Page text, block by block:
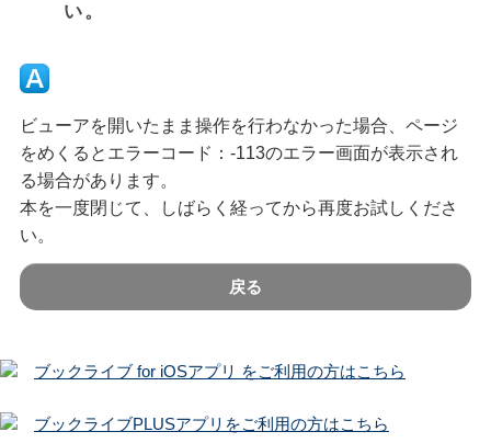
い。
ビューアを開いたまま操作を行わなかった場合、ページ
をめくるとエラーコード：-113のエラー画面が表示され
る場合があります。
本を一度閉じて、しばらく経ってから再度お試しくださ
い。
戻る
ブックライブ for iOSアプリ をご利用の方はこちら
ブックライブPLUSアプリをご利用の方はこちら